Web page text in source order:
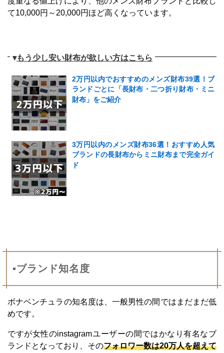
て10,000円～20,000円ほど高くなっています。
▾もう少し安い財布が欲しい方はこちら
2万円以内でおすすめのメンズ財布39選！ブ
ランドごとに「長財布・二つ折り財布・ミニ
財布」をご紹介
3万円以内のメンズ財布36選！おすすめ人気
ブランドの長財布からミニ財布まで完全ガイ
ド
▪ブランド知名度
ボナベンチュラの知名度は、一般男性の間ではまだまだ低
めです。
ですが女性のinstagramユーザーの間ではかなり有名なブ
ランドとなっており、そのフォロワー数は20万人を超えて